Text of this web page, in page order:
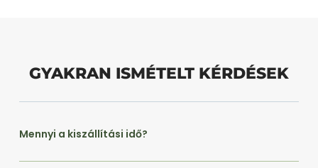
GYAKRAN ISMÉTELT KÉRDÉSEK
Mennyi a kiszállítási idő?